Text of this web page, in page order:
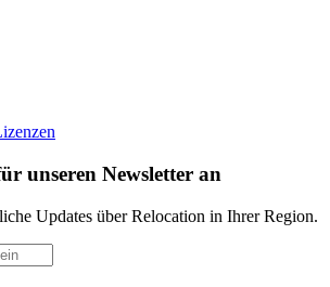
unseren Newsletter an
Updates über Relocation in Ihrer Region.